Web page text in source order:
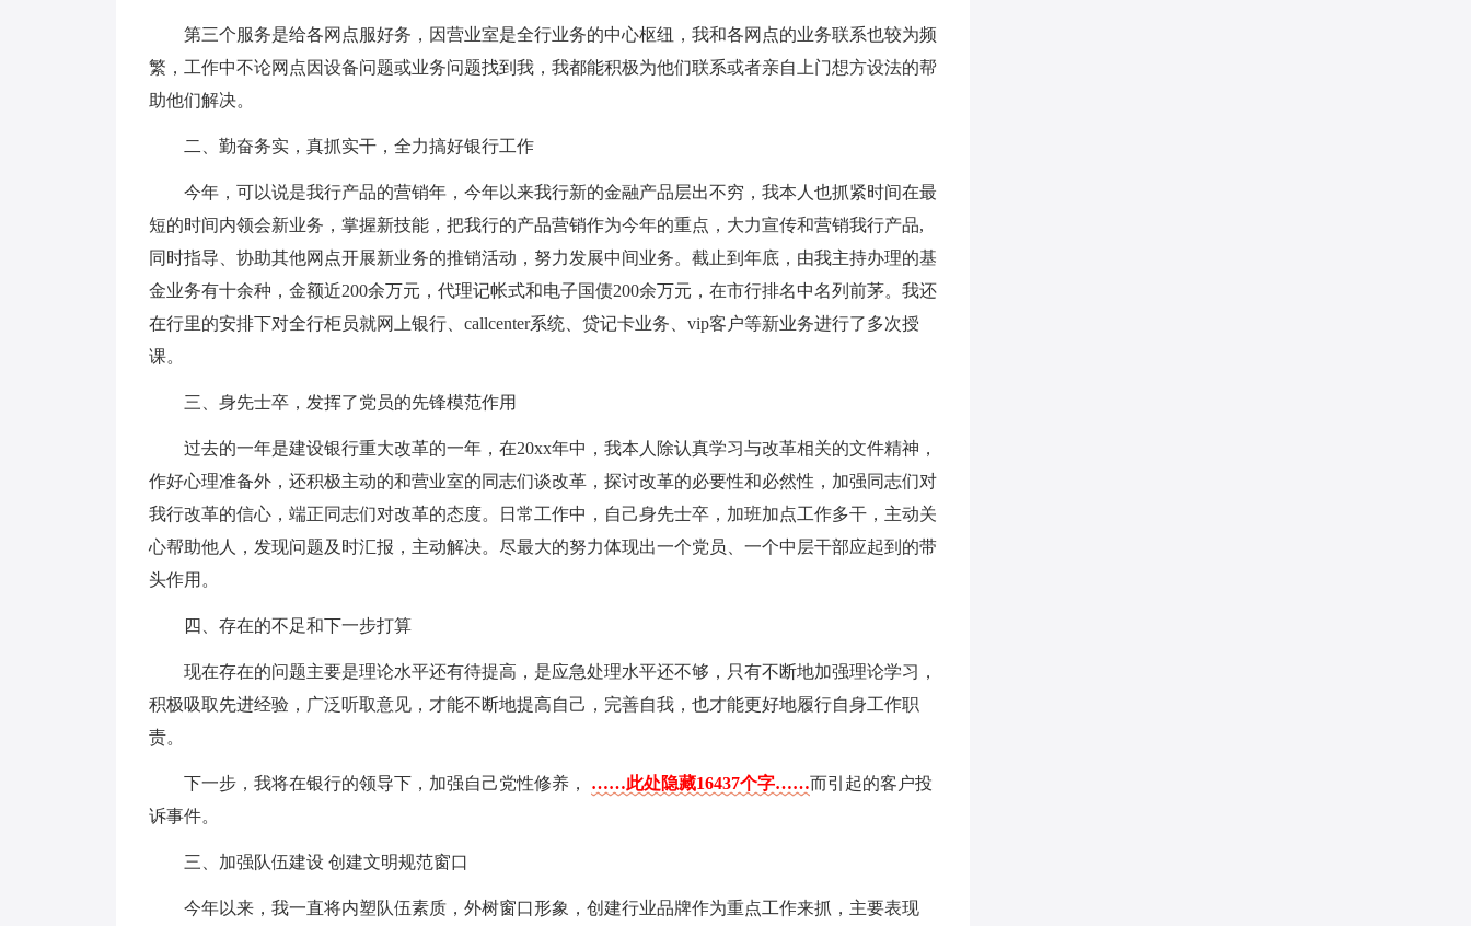
第三个服务是给各网点服好务，因营业室是全行业务的中心枢纽，我和各网点的业务联系也较为频
繁，工作中不论网点因设备问题或业务问题找到我，我都能积极为他们联系或者亲自上门想方设法的帮
助他们解决。
二、勤奋务实，真抓实干，全力搞好银行工作
今年，可以说是我行产品的营销年，今年以来我行新的金融产品层出不穷，我本人也抓紧时间在最
短的时间内领会新业务，掌握新技能，把我行的产品营销作为今年的重点，大力宣传和营销我行产品,
同时指导、协助其他网点开展新业务的推销活动，努力发展中间业务。截止到年底，由我主持办理的基
金业务有十余种，金额近200余万元，代理记帐式和电子国债200余万元，在市行排名中名列前茅。我还
在行里的安排下对全行柜员就网上银行、callcenter系统、贷记卡业务、vip客户等新业务进行了多次授
课。
三、身先士卒，发挥了党员的先锋模范作用
过去的一年是建设银行重大改革的一年，在20xx年中，我本人除认真学习与改革相关的文件精神，
作好心理准备外，还积极主动的和营业室的同志们谈改革，探讨改革的必要性和必然性，加强同志们对
我行改革的信心，端正同志们对改革的态度。日常工作中，自己身先士卒，加班加点工作多干，主动关
心帮助他人，发现问题及时汇报，主动解决。尽最大的努力体现出一个党员、一个中层干部应起到的带
头作用。
四、存在的不足和下一步打算
现在存在的问题主要是理论水平还有待提高，是应急处理水平还不够，只有不断地加强理论学习，
积极吸取先进经验，广泛听取意见，才能不断地提高自己，完善自我，也才能更好地履行自身工作职
责。
下一步，我将在银行的领导下，加强自己党性修养， ……此处隐藏16437个字……而引起的客户投
诉事件。
三、加强队伍建设 创建文明规范窗口
今年以来，我一直将内塑队伍素质，外树窗口形象，创建行业品牌作为重点工作来抓，主要表现